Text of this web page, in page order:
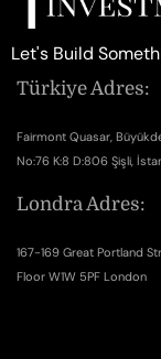
Let's Build
Türkiye Adres:
Fairmont Quasar,
No:76 K:8 D:806 Şişli,
Londra Adres:
167-169 Great Portland
Floor W1W 5PF London